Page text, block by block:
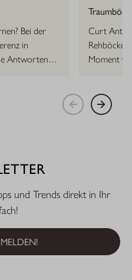
Bei der
in
Antworten
Curt Anton
Rehböcke,
Moment
und Trends direkt in Ihr